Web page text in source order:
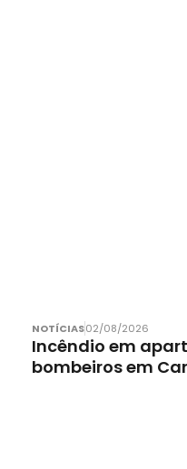
NOTÍCIAS02/08/2026
Incêndio em
bombeiros em